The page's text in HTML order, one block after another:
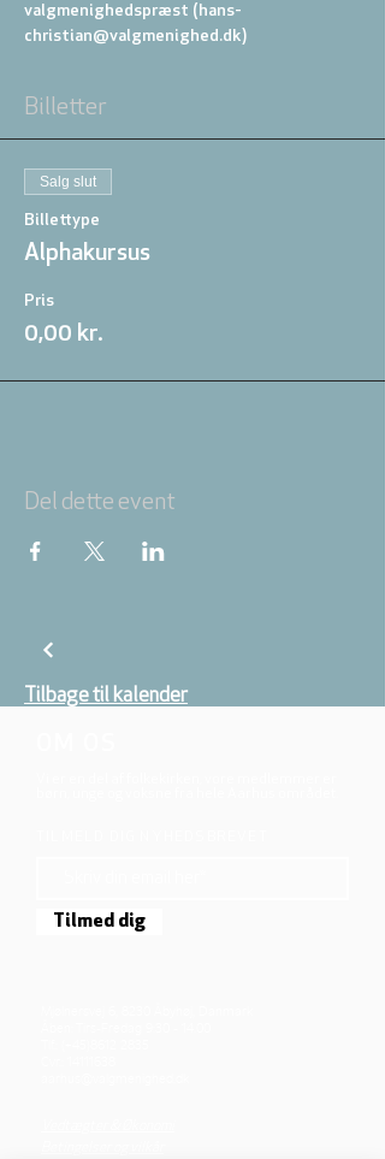
valgmenighedspræst (hans-
christian@valgmenighed.dk)
Billetter
Salg slut
Billettype
Alphakursus
Pris
0,00 kr.
Del dette event
Tilbage til kalender
Tilmed dig